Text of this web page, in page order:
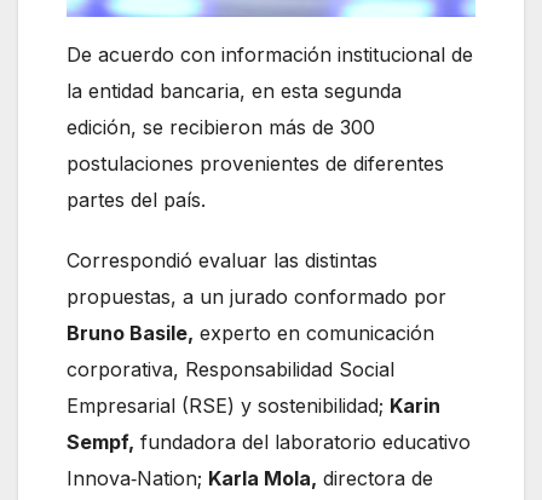
De acuerdo con información institucional de
la entidad bancaria, en esta segunda
edición, se recibieron más de 300
postulaciones provenientes de diferentes
partes del país.
Correspondió evaluar las distintas
propuestas, a un jurado conformado por
Bruno Basile, experto en comunicación
corporativa, Responsabilidad Social
Empresarial (RSE) y sostenibilidad; Karin
Sempf, fundadora del laboratorio educativo
Innova‑Nation; Karla Mola, directora de